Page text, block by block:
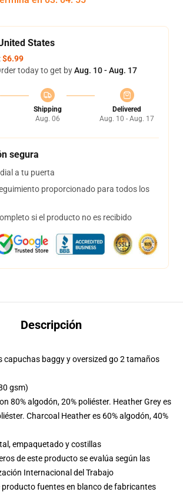
States
$6.99
today to get byAug. 10 - Aug. 17
Shipping
Aug. 06
Delivered
Aug. 10 - Aug. 17
segura
a tu puerta
proporcionado para todos los
si el producto no es recibido
Descripción
capuchas baggy y oversized go 2 tamaños
gsm)
80% algodón, 20% poliéster. Heather Grey es
Charcoal Heather es 60% algodón, 40%
empaquetado y costillas
de este producto se evalúa según las
Internacional del Trabajo
producto fuentes en blanco de fabricantes